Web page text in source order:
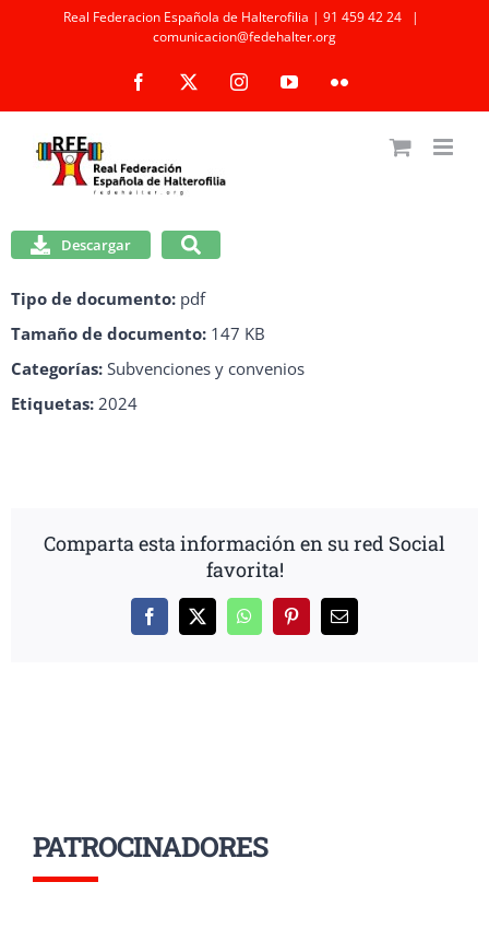
Real Federacion Española de Halterofilia | 91 459 42 24
|
comunicacion@fedehalter.org
Facebook InstagramYouTubeFlickr
Descargar
Tipo de documento: pdf
Tamaño de documento: 147 KB
Categorías: Subvenciones y convenios
Etiquetas: 2024
Comparta esta información en su red Social
favorita!
Facebook
X WhatsAppPinterestCorreo
PATROCINADORES